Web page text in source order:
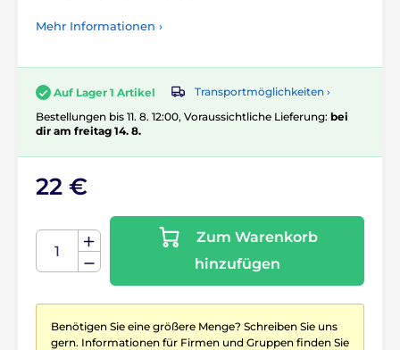
Mehr Informationen ›
Auf Lager 1 Artikel
Transportmöglichkeiten ›
Bestellungen bis 11. 8. 12:00, Voraussichtliche Lieferung: bei
dir am freitag 14. 8.
22 €
Zum Warenkorb
hinzufügen
Benötigen Sie eine größere Menge? Schreiben Sie uns
gern. Informationen für Firmen und Gruppen finden Sie